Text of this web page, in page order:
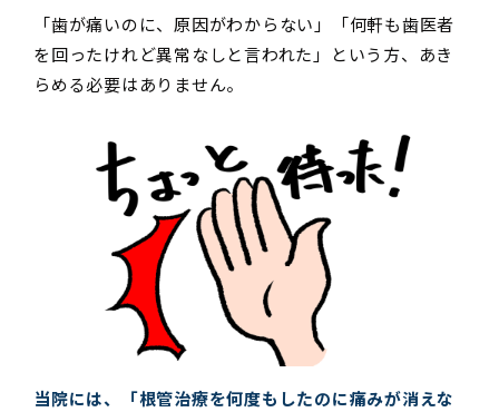
「歯が痛いのに、原因がわからない」「何軒も歯医者
を回ったけれど異常なしと言われた」という方、あき
らめる必要はありません。
当院には、「根管治療を何度もしたのに痛みが消えな